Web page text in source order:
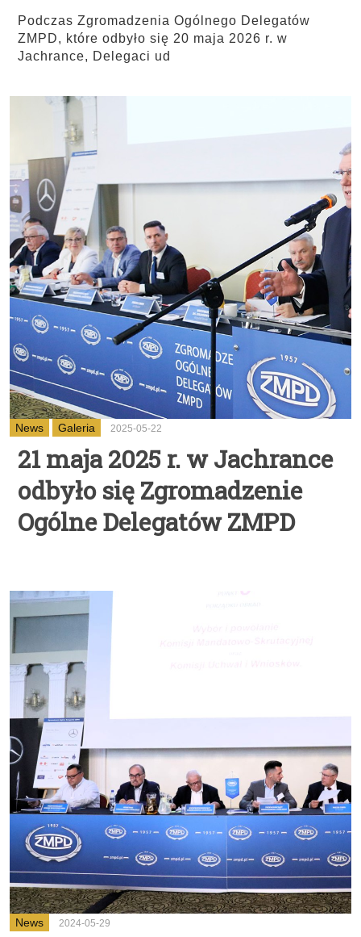
Podczas Zgromadzenia Ogólnego Delegatów
ZMPD, które odbyło się 20 maja 2026 r. w
Jachrance, Delegaci ud
News Galeria 2025-05-22
21 maja 2025 r. w Jachrance
odbyło się Zgromadzenie
Ogólne Delegatów ZMPD
News 2024-05-29